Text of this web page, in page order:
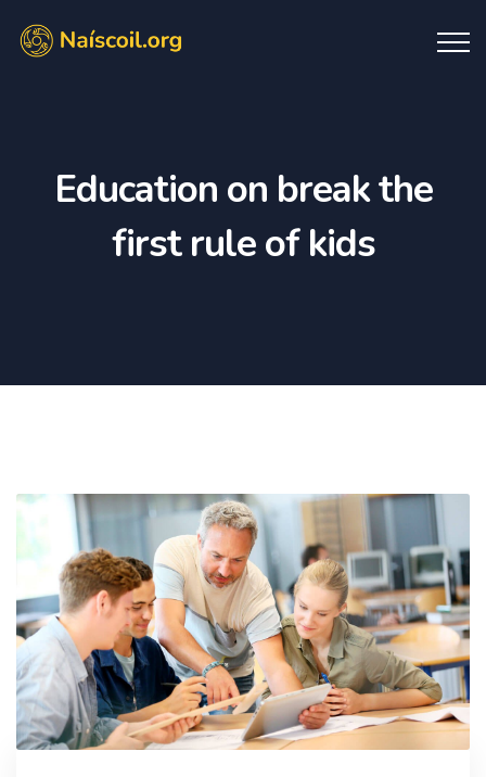
Education on break the
first rule of kids